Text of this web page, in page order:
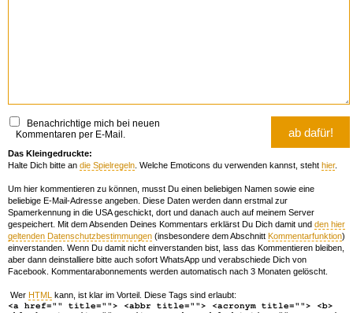
Benachrichtige mich bei neuen
Kommentaren per E-Mail.
Das Kleingedruckte:
Halte Dich bitte an die Spielregeln . Welche Emoticons du verwenden kannst, steht hier.
Um hier kommentieren zu können, musst Du einen beliebigen Namen sowie eine
beliebige E-Mail-Adresse angeben. Diese Daten werden dann erstmal zur
Spamerkennung in die USA geschickt, dort und danach auch auf meinem Server
gespeichert. Mit dem Absenden Deines Kommentars erklärst Du Dich damit und den hier
geltenden Datenschutzbestimmungen (insbesondere dem Abschnitt Kommentarfunktion)
einverstanden. Wenn Du damit nicht einverstanden bist, lass das Kommentieren bleiben,
aber dann deinstalliere bitte auch sofort WhatsApp und verabschiede Dich von
Facebook. Kommentarabonnements werden automatisch nach 3 Monaten gelöscht.
Wer HTML kann, ist klar im Vorteil. Diese Tags sind erlaubt:
<a href="" title=""> <abbr title=""> <acronym title=""> <b>